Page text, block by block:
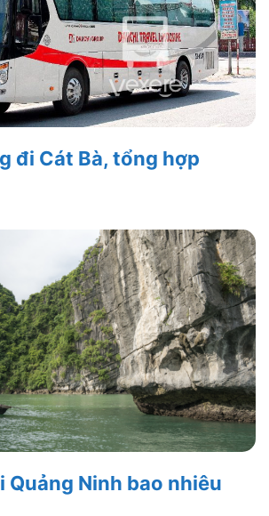
đi Cát Bà, tổng hợp
Quảng Ninh bao nhiêu